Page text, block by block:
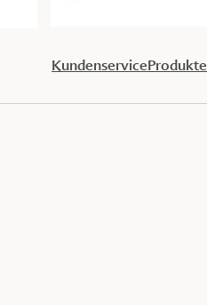
KundenserviceProdukte